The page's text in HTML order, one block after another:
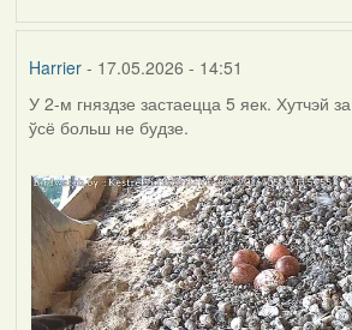
Harrier- 17.05.2026 - 14:51
У 2-м гняздзе застаецца 5 яек. Хутчэй за
ўсё больш не будзе.